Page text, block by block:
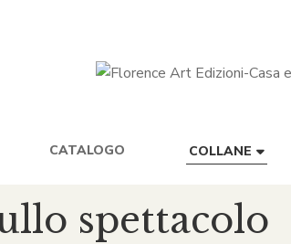
CATALOGO COLLANE
spettacolo